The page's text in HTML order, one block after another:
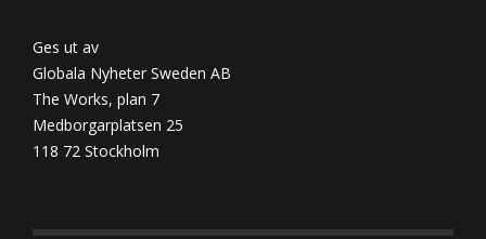
Ges ut av
Globala Nyheter Sweden AB
The Works, plan 7
Medborgarplatsen 25
118 72 Stockholm